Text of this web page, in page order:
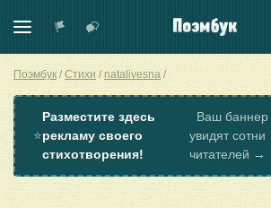
Поэмбук Стихи natalivesna
⭐
Разместите здесь
рекламу своего
стихотворения!
Ваш баннер
увидят сотни
читателей →